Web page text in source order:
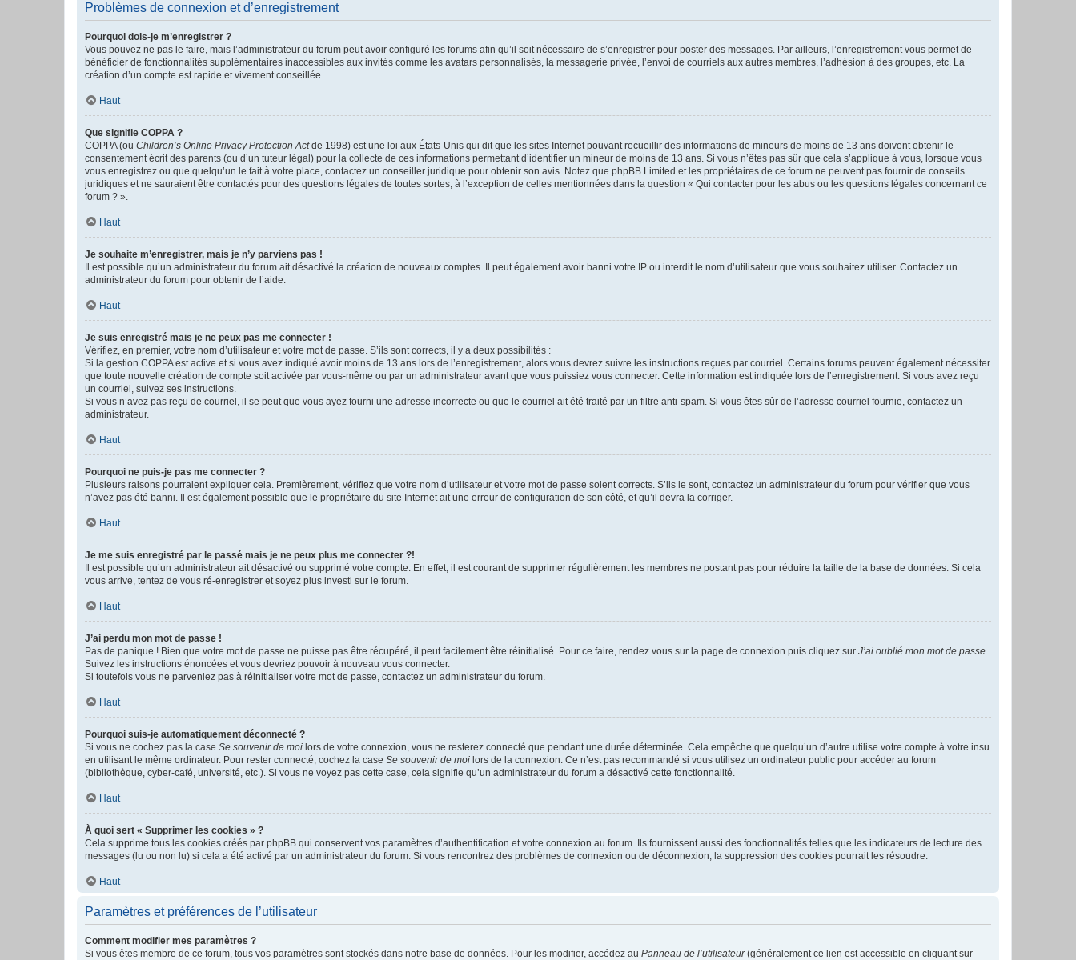
Problèmes de connexion et d’enregistrement
Pourquoi dois-je m’enregistrer ?
Vous pouvez ne pas le faire, mais l’administrateur du forum peut avoir configuré les forums afin qu’il soit nécessaire de s’enregistrer pour poster des messages. Par ailleurs, l’enregistrement vous permet de
bénéficier de fonctionnalités supplémentaires inaccessibles aux invités comme les avatars personnalisés, la messagerie privée, l’envoi de courriels aux autres membres, l’adhésion à des groupes, etc. La
création d’un compte est rapide et vivement conseillée.
Haut
Que signifie COPPA ?
COPPA (ou Children’s Online Privacy Protection Actde 1998) est une loi aux États-Unis qui dit que les sites Internet pouvant recueillir des informations de mineurs de moins de 13 ans doivent obtenir le
consentement écrit des parents (ou d’un tuteur légal) pour la collecte de ces informations permettant d’identifier un mineur de moins de 13 ans. Si vous n’êtes pas sûr que cela s’applique à vous, lorsque vous
vous enregistrez ou que quelqu’un le fait à votre place, contactez un conseiller juridique pour obtenir son avis. Notez que phpBB Limited et les propriétaires de ce forum ne peuvent pas fournir de conseils
juridiques et ne sauraient être contactés pour des questions légales de toutes sortes, à l’exception de celles mentionnées dans la question « Qui contacter pour les abus ou les questions légales concernant ce
forum ? ».
Haut
Je souhaite m’enregistrer, mais je n’y parviens pas !
Il est possible qu’un administrateur du forum ait désactivé la création de nouveaux comptes. Il peut également avoir banni votre IP ou interdit le nom d’utilisateur que vous souhaitez utiliser. Contactez un
administrateur du forum pour obtenir de l’aide.
Haut
Je suis enregistré mais je ne peux pas me connecter !
Vérifiez, en premier, votre nom d’utilisateur et votre mot de passe. S’ils sont corrects, il y a deux possibilités :
Si la gestion COPPA est active et si vous avez indiqué avoir moins de 13 ans lors de l’enregistrement, alors vous devrez suivre les instructions reçues par courriel. Certains forums peuvent également nécessiter
que toute nouvelle création de compte soit activée par vous-même ou par un administrateur avant que vous puissiez vous connecter. Cette information est indiquée lors de l’enregistrement. Si vous avez reçu
un courriel, suivez ses instructions.
Si vous n’avez pas reçu de courriel, il se peut que vous ayez fourni une adresse incorrecte ou que le courriel ait été traité par un filtre anti-spam. Si vous êtes sûr de l’adresse courriel fournie, contactez un
administrateur.
Haut
Pourquoi ne puis-je pas me connecter ?
Plusieurs raisons pourraient expliquer cela. Premièrement, vérifiez que votre nom d’utilisateur et votre mot de passe soient corrects. S’ils le sont, contactez un administrateur du forum pour vérifier que vous
n’avez pas été banni. Il est également possible que le propriétaire du site Internet ait une erreur de configuration de son côté, et qu’il devra la corriger.
Haut
Je me suis enregistré par le passé mais je ne peux plus me connecter ?!
Il est possible qu’un administrateur ait désactivé ou supprimé votre compte. En effet, il est courant de supprimer régulièrement les membres ne postant pas pour réduire la taille de la base de données. Si cela
vous arrive, tentez de vous ré-enregistrer et soyez plus investi sur le forum.
Haut
J’ai perdu mon mot de passe !
Pas de panique ! Bien que votre mot de passe ne puisse pas être récupéré, il peut facilement être réinitialisé. Pour ce faire, rendez vous sur la page de connexion puis cliquez sur J’ai oublié mon mot de passe.
Suivez les instructions énoncées et vous devriez pouvoir à nouveau vous connecter.
Si toutefois vous ne parveniez pas à réinitialiser votre mot de passe, contactez un administrateur du forum.
Haut
Pourquoi suis-je automatiquement déconnecté ?
Si vous ne cochez pas la case Se souvenir de moi lors de votre connexion, vous ne resterez connecté que pendant une durée déterminée. Cela empêche que quelqu’un d’autre utilise votre compte à votre insu
en utilisant le même ordinateur. Pour rester connecté, cochez la case Se souvenir de moi lors de la connexion. Ce n’est pas recommandé si vous utilisez un ordinateur public pour accéder au forum
(bibliothèque, cyber-café, université, etc.). Si vous ne voyez pas cette case, cela signifie qu’un administrateur du forum a désactivé cette fonctionnalité.
Haut
À quoi sert « Supprimer les cookies » ?
Cela supprime tous les cookies créés par phpBB qui conservent vos paramètres d’authentification et votre connexion au forum. Ils fournissent aussi des fonctionnalités telles que les indicateurs de lecture des
messages (lu ou non lu) si cela a été activé par un administrateur du forum. Si vous rencontrez des problèmes de connexion ou de déconnexion, la suppression des cookies pourrait les résoudre.
Haut
Paramètres et préférences de l’utilisateur
Comment modifier mes paramètres ?
Si vous êtes membre de ce forum, tous vos paramètres sont stockés dans notre base de données. Pour les modifier, accédez au Panneau de l’utilisateur(généralement ce lien est accessible en cliquant sur